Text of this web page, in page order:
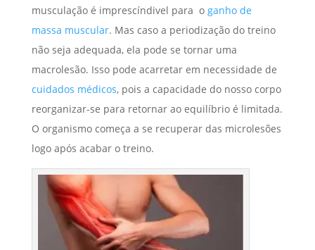
musculação é imprescíndivel para o ganho de
massa muscular. Mas caso a periodização do treino
não seja adequada, ela pode se tornar uma
macrolesão. Isso pode acarretar em necessidade de
cuidados médicos, pois a capacidade do nosso corpo
reorganizar-se para retornar ao equilíbrio é limitada.
O organismo começa a se recuperar das microlesões
logo após acabar o treino.